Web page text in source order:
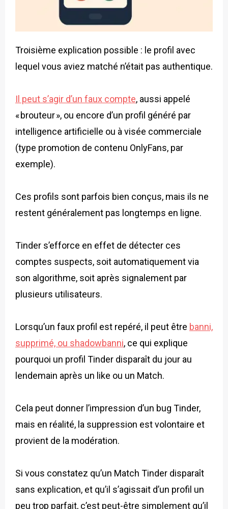
Troisième explication possible : le profil avec
lequel vous aviez matché n’était pas authentique.
Il peut s’agir d’un faux compte, aussi appelé
« brouteur », ou encore d’un profil généré par
intelligence artificielle ou à visée commerciale
(type promotion de contenu OnlyFans, par
exemple).
Ces profils sont parfois bien conçus, mais ils ne
restent généralement pas longtemps en ligne.
Tinder s’efforce en effet de détecter ces
comptes suspects, soit automatiquement via
son algorithme, soit après signalement par
plusieurs utilisateurs.
Lorsqu’un faux profil est repéré, il peut être banni,
supprimé, ou shadowbanni, ce qui explique
pourquoi un profil Tinder disparaît du jour au
lendemain après un like ou un Match.
Cela peut donner l’impression d’un bug Tinder,
mais en réalité, la suppression est volontaire et
provient de la modération.
Si vous constatez qu’un Match Tinder disparaît
sans explication, et qu’il s’agissait d’un profil un
peu trop parfait, c’est peut-être simplement qu’il